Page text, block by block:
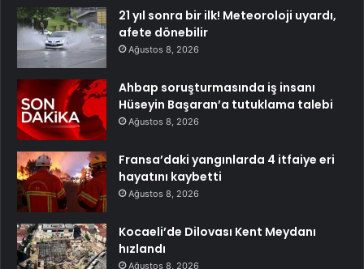
21 yıl sonra bir ilk! Meteoroloji uyardı,
afete dönebilir
Ağustos 8, 2026
Ahbap soruşturmasında iş insanı
Hüseyin Başaran’a tutuklama talebi
Ağustos 8, 2026
Fransa’daki yangınlarda 4 itfaiye eri
hayatını kaybetti
Ağustos 8, 2026
Kocaeli’de Dilovası Kent Meydanı
hızlandı
Ağustos 8, 2026